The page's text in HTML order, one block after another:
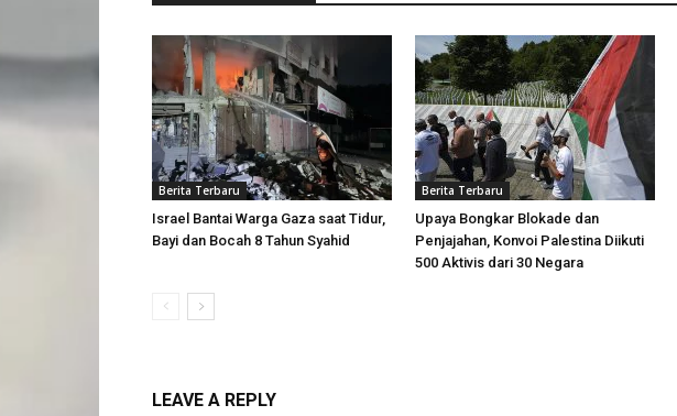
Berita Terbaru
Israel Bantai Warga Gaza saat Tidur,
Bayi dan Bocah 8 Tahun Syahid
Berita Terbaru
Upaya Bongkar Blokade dan
Penjajahan, Konvoi Palestina Diikuti
500 Aktivis dari 30 Negara
LEAVE A REPLY